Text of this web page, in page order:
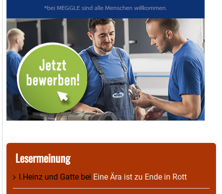
Lesermeinung
I.Heinz und Gatte bei Eine Ära ist zu Ende in Rott